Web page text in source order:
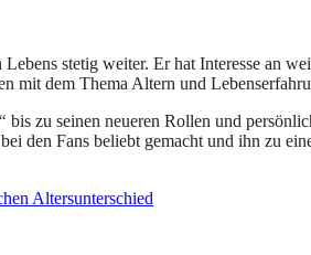
stetig weiter. Er hat Interesse an
mit dem Thema Altern und
bis zu seinen neueren Rollen und
den Fans beliebt gemacht und ihn zu
Altersunterschied